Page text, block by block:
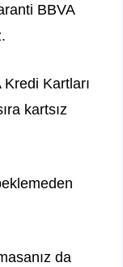
BBVA
Kartları
kartsız
da